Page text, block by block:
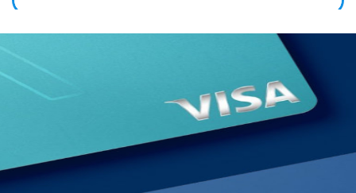
CAMARA WEB NETMAK NM-WEB05 1080P C/ CUBRE